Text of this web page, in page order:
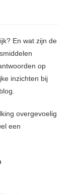
En wat zijn de
op
inzichten bij
overgevoelig
een